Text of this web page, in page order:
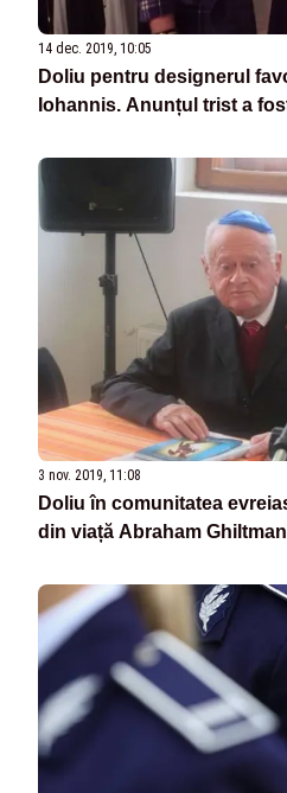
14 dec. 2019, 10:05
Doliu pentru designerul
Iohannis. Anunțul trist a
3 nov. 2019, 11:08
Doliu în comunitatea
din viață Abraham Ghiltman